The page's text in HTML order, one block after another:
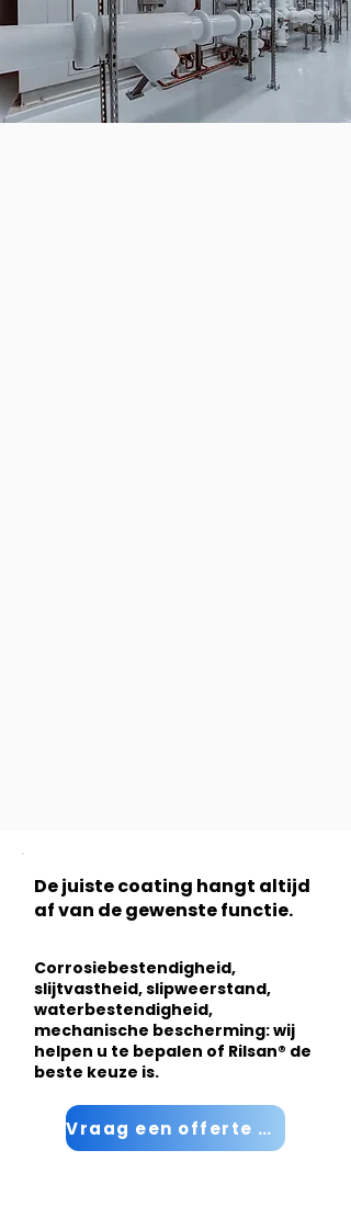
De juiste coating hangt altijd
af van de gewenste functie.
Corrosiebestendigheid,
slijtvastheid, slipweerstand,
waterbestendigheid,
mechanische bescherming: wij
helpen u te bepalen of Rilsan® de
beste keuze is.
Vraag een offerte aan